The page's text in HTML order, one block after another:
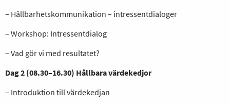
– Hållbarhetskommunikation – intressentdialoger
– Workshop: Intressentdialog
– Vad gör vi med resultatet?
Dag 2 (08.30–16.30) Hållbara värdekedjor
– Introduktion till värdekedjan